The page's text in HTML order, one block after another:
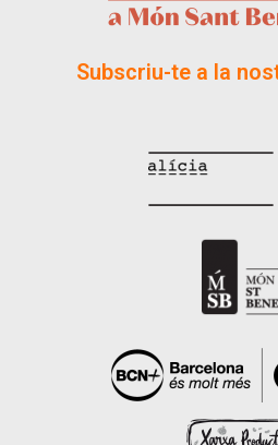
Subscriu-te a la